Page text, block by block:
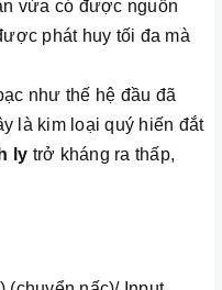
vừa có được nguồn
phát huy tối đa mà
như thế hệ đầu đã
là kim loại quý hiến đắt
ly trở kháng ra thấp,